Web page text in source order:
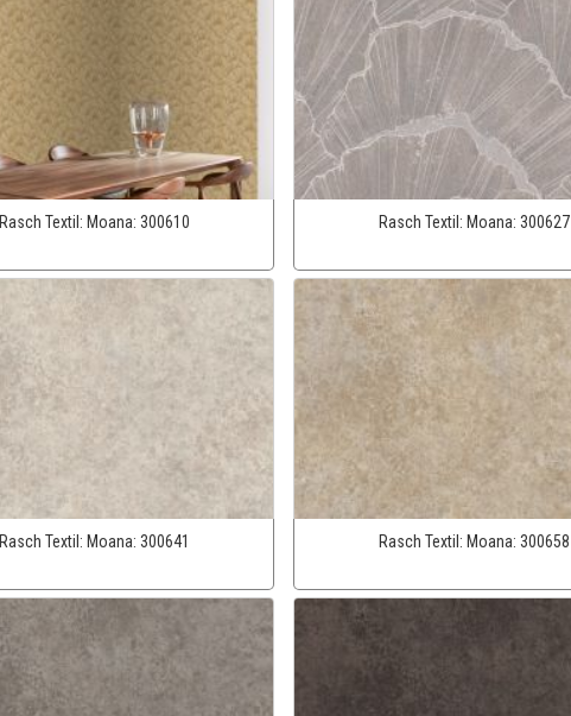
Rasch Textil: Moana: 300610 Rasch Textil: Moana:300627
Rasch Textil: Moana: 300641 Rasch Textil: Moana:300658